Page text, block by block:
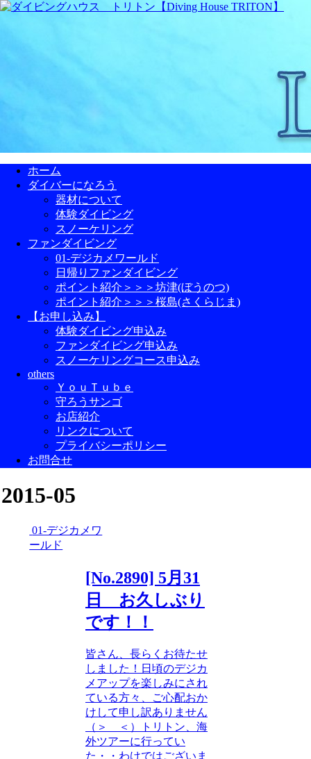
ホーム
ダイバーになろう
器材について
体験ダイビング
スノーケリング
ファンダイビング
01-デジカメワールド
日帰りファンダイビング
ポイント紹介＞＞＞坊津(ぼうのつ)
ポイント紹介＞＞＞桜島(さくらじま)
【お申し込み】
体験ダイビング申込み
ファンダイビング申込み
スノーケリングコース申込み
others
ＹｏｕＴｕｂｅ
守ろうサンゴ
お店紹介
リンクについて
プライバシーポリシー
お問合せ
2015-05
01-デジカメワ
ールド
[No.2890] 5月31
日 お久しぶり
です！！
皆さん、長らくお待たせ
しました！日頃のデジカ
メアップを楽しみにされ
ている方々、ご心配おか
けして申し訳ありません
（＞＿＜）トリトン、海
外ツアーに行ってい
た・・わけではございま